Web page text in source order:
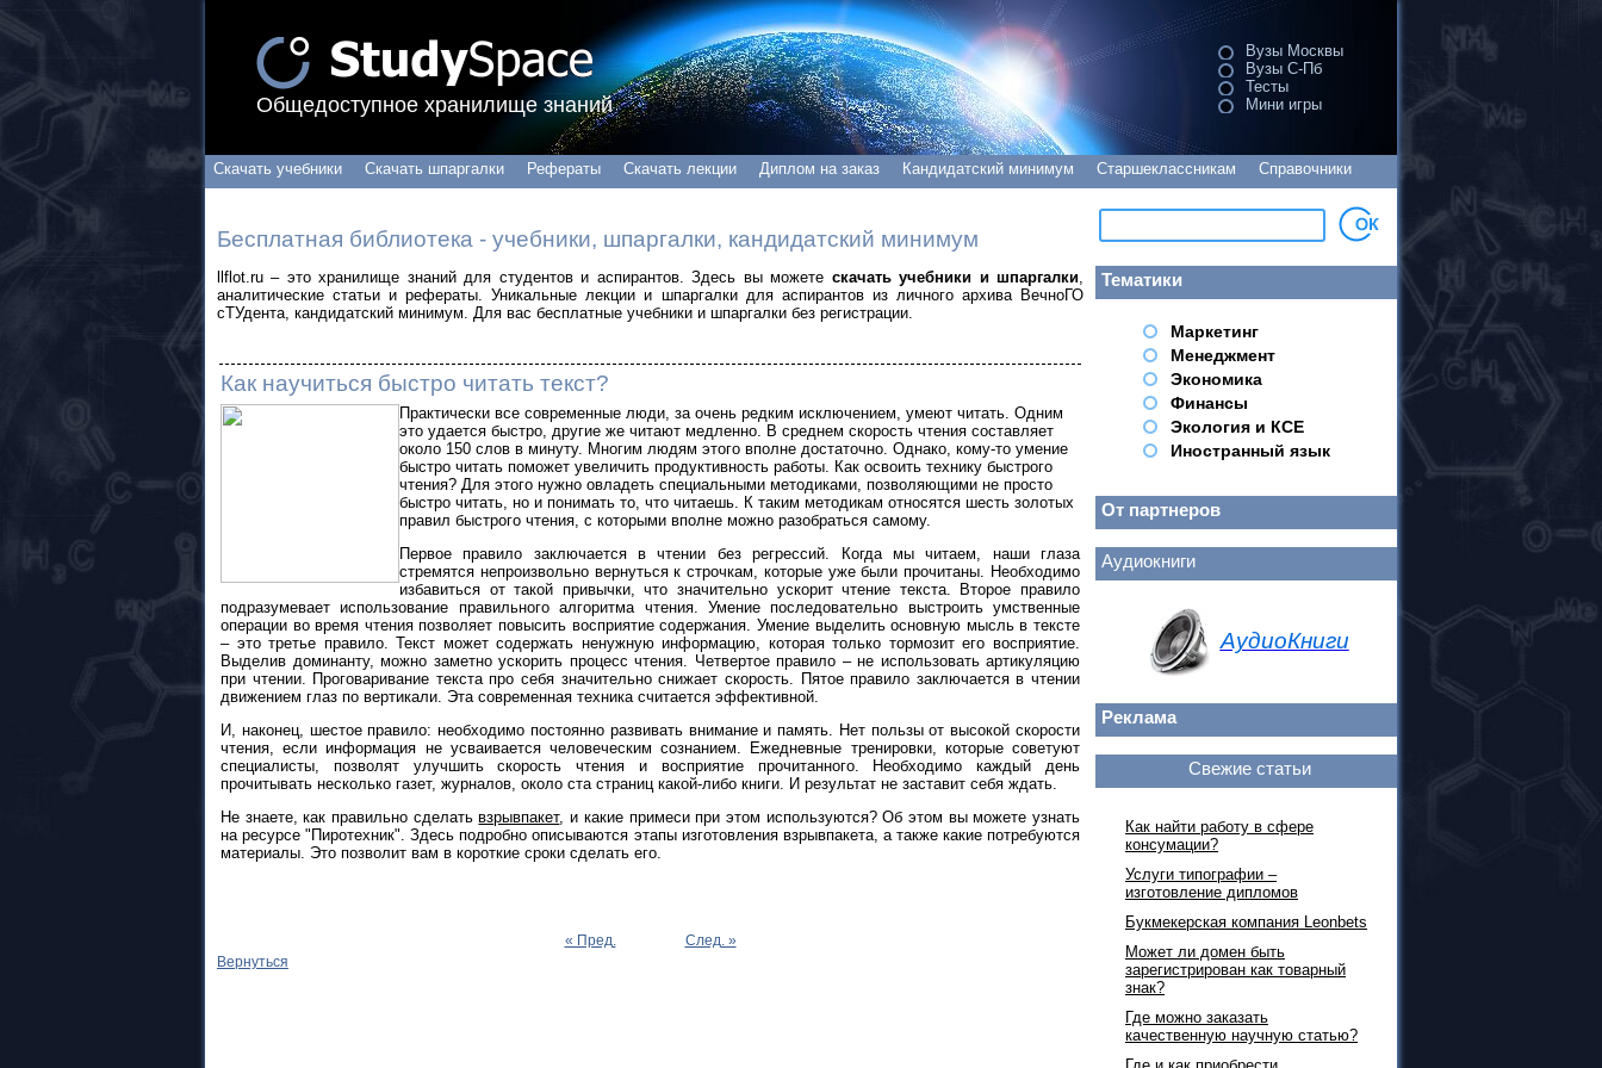
Общедоступное хранилище знаний
Вузы Москвы
Вузы С-Пб
Тесты
Мини игры
Скачать учебники Скачать шпаргалки Рефераты Скачать лекции Диплом на заказ Кандидатский минимум Старшеклассникам Справочники
Бесплатная библиотека - учебники, шпаргалки, кандидатский минимум
llflot.ru – это хранилище знаний для студентов и аспирантов. Здесь вы можете скачать учебники и шпаргалки
аналитические статьи и рефераты. Уникальные лекции и шпаргалки для аспирантов из личного архива ВечноГО
сТУдента, кандидатский минимум. Для вас бесплатные учебники и шпаргалки без регистрации.
Как научиться быстро читать текст?
Практически все современные люди, за очень редким исключением, умеют читать. Одним
это удается быстро, другие же читают медленно. В среднем скорость чтения составляет
около 150 слов в минуту. Многим людям этого вполне достаточно. Однако, кому-то умение
быстро читать поможет увеличить продуктивность работы. Как освоить технику быстрого
чтения? Для этого нужно овладеть специальными методиками, позволяющими не просто
быстро читать, но и понимать то, что читаешь. К таким методикам относятся шесть золотых
правил быстрого чтения, с которыми вполне можно разобраться самому.
Первое правило заключается в чтении без регрессий. Когда мы читаем, наши глаза
стремятся непроизвольно вернуться к строчкам, которые уже были прочитаны. Необходимо
избавиться от такой привычки, что значительно ускорит чтение текста. Второе правило
подразумевает использование правильного алгоритма чтения. Умение последовательно выстроить умственные
операции во время чтения позволяет повысить восприятие содержания. Умение выделить основную мысль в тексте
– это третье правило. Текст может содержать ненужную информацию, которая только тормозит его восприятие.
Выделив доминанту, можно заметно ускорить процесс чтения. Четвертое правило – не использовать артикуляцию
при чтении. Проговаривание текста про себя значительно снижает скорость. Пятое правило заключается в чтении
движением глаз по вертикали. Эта современная техника считается эффективной.
И, наконец, шестое правило: необходимо постоянно развивать внимание и память. Нет пользы от высокой скорости
чтения, если информация не усваивается человеческим сознанием. Ежедневные тренировки, которые советуют
специалисты, позволят улучшить скорость чтения и восприятие прочитанного. Необходимо каждый день
прочитывать несколько газет, журналов, около ста страниц какой-либо книги. И результат не заставит себя ждать.
Не знаете, как правильно сделатьвзрывпакет, и какие примеси при этом используются? Об этом вы можете узнать
на ресурсе "Пиротехник". Здесь подробно описываются этапы изготовления взрывпакета, а также какие потребуются
материалы. Это позволит вам в короткие сроки сделать его.
« Пред.
След. »
Вернуться
Тематики
Маркетинг
Менеджмент
Экономика
Финансы
Экология и КСЕ
Иностранный язык
От партнеров
Аудиокниги
АудиоКниги
Реклама
Свежие статьи
Как найти работу в сфере
консумации?
Услуги типографии –
изготовление дипломов
Букмекерская компания Leonbets
Может ли домен быть
зарегистрирован как товарный
знак?
Где можно заказать
качественную научную статью?